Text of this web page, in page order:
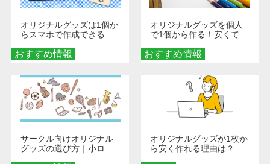
おすすめ情報
オリジナルグッズは1個か
らスマホで作成できる！
くなる巾着＆ポーチ活用
術
おすすめ情報
オリジナルグッズを個人
で1個から作る！安くて簡
秘訣
サークル向けオリジナル
グッズの選び方｜小ロッ
オリジナルグッズが1枚か
ら安く作れる理由は？オ